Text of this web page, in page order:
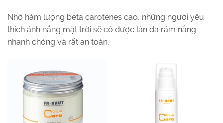
Nhờ hàm lượng beta carotenes cao, những người yêu
thích ánh nắng mặt trời sẽ có được làn da rám nắng
nhanh chóng và rất an toàn.